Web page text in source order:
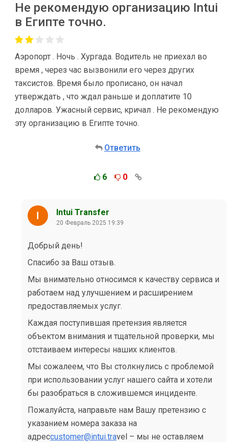
Не рекомендую организацию Intui
в Египте точно.
Аэропорт . Ночь . Хургада. Водитель не приехал во
время , через час вызвонили его через других
таксистов. Время было прописано, он начал
утверждать , что ждал раньше и доплатите 10
долларов. Ужасный сервис, кричал . Не рекомендую
эту организацию в Египте точно.
Ответить
6 0
Intui Transfer
20 Февраль 2025 19:39
Добрый день!
Спасибо за Ваш отзыв.
Мы внимательно относимся к качеству сервиса и
работаем над улучшением и расширением
предоставляемых услуг.
Каждая поступившая претензия является
объектом внимания и тщательной проверки, мы
отстаиваем интересы наших клиентов.
Мы сожалеем, что Вы столкнулись с проблемой
при использовании услуг нашего сайта и хотели
бы разобраться в сложившемся инциденте.
Пожалуйста, направьте нам Вашу претензию с
указанием номера заказа на
адресcustomer@intui.travel – мы не оставляем